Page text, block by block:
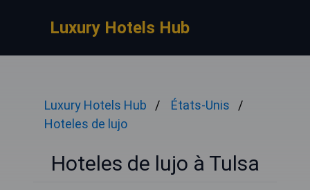
Luxury Hotels Hub
Luxury Hotels Hub
États-Unis
Hoteles de lujo
Hoteles de lujo à Tulsa